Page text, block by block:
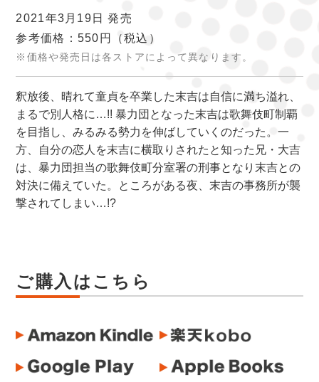
2021年3月19日 発売
参考価格：550円
（税込）
※価格や発売日は各ストアによって異なります。
釈放後、晴れて童貞を卒業した末吉は自信に満ち溢れ、
まるで別人格に…!! 暴力団となった末吉は歌舞伎町制覇
を目指し、みるみる勢力を伸ばしていくのだった。一
方、自分の恋人を末吉に横取りされたと知った兄・大吉
は、暴力団担当の歌舞伎町分室署の刑事となり末吉との
対決に備えていた。ところがある夜、末吉の事務所が襲
撃されてしまい…!?
ご購入はこちら